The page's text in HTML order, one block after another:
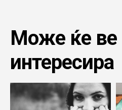
Може ќе ве
интересира